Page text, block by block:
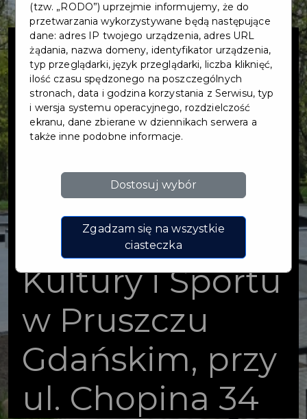
Budowa skate-
parku oraz
miejsc
postojowych na
terenie
Centrum
Kultury i Sportu
w Pruszczu
Gdańskim, przy
ul. Chopina 34
(tzw. „RODO”) uprzejmie informujemy, że do
przetwarzania wykorzystywane będą następujące
dane: adres IP twojego urządzenia, adres URL
żądania, nazwa domeny, identyfikator urządzenia,
typ przeglądarki, język przeglądarki, liczba kliknięć,
ilość czasu spędzonego na poszczególnych
stronach, data i godzina korzystania z Serwisu, typ
i wersja systemu operacyjnego, rozdzielczość
ekranu, dane zbierane w dziennikach serwera a
także inne podobne informacje.
Dostosuj wybór
Zgadzam się na wszystkie
ciasteczka